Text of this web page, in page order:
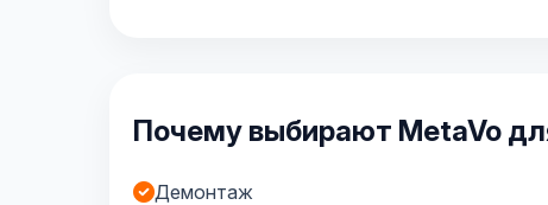
Почему выбирают MetaVo
Демонтаж